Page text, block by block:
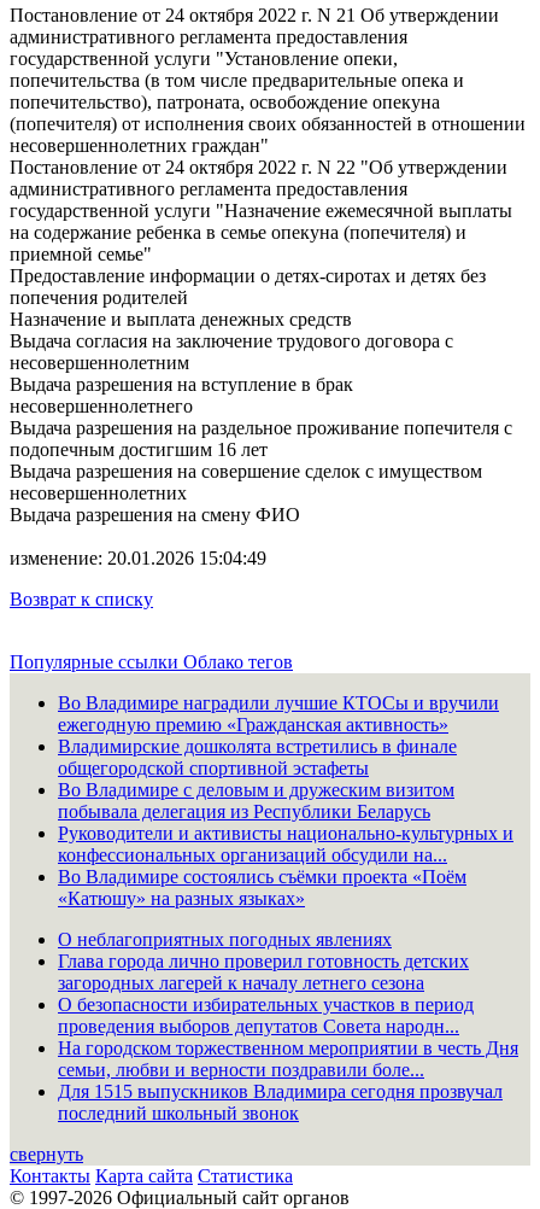
Постановление от 24 октября 2022 г. N 21 Об утверждении
административного регламента предоставления
государственной услуги "Установление опеки,
попечительства (в том числе предварительные опека и
попечительство), патроната, освобождение опекуна
(попечителя) от исполнения своих обязанностей в отношении
несовершеннолетних граждан"
Постановление от 24 октября 2022 г. N 22 "Об утверждении
административного регламента предоставления
государственной услуги "Назначение ежемесячной выплаты
на содержание ребенка в семье опекуна (попечителя) и
приемной семье"
Предоставление информации о детях-сиротах и детях без
попечения родителей
Назначение и выплата денежных средств
Выдача согласия на заключение трудового договора с
несовершеннолетним
Выдача разрешения на вступление в брак
несовершеннолетнего
Выдача разрешения на раздельное проживание попечителя с
подопечным достигшим 16 лет
Выдача разрешения на совершение сделок с имуществом
несовершеннолетних
Выдача разрешения на смену ФИО
изменение: 20.01.2026 15:04:49
Возврат к списку
Популярные ссылки Облако тегов
Во Владимире наградили лучшие КТОСы и вручили
ежегодную премию «Гражданская активность»
Владимирские дошколята встретились в финале
общегородской спортивной эстафеты
Во Владимире с деловым и дружеским визитом
побывала делегация из Республики Беларусь
Руководители и активисты национально-культурных и
конфессиональных организаций обсудили на...
Во Владимире состоялись съёмки проекта «Поём
«Катюшу» на разных языках»
О неблагоприятных погодных явлениях
Глава города лично проверил готовность детских
загородных лагерей к началу летнего сезона
О безопасности избирательных участков в период
проведения выборов депутатов Совета народн...
На городском торжественном мероприятии в честь Дня
семьи, любви и верности поздравили боле...
Для 1515 выпускников Владимира сегодня прозвучал
последний школьный звонок
свернуть
Контакты Карта сайта Статистика
© 1997-2026 Официальный сайт органов